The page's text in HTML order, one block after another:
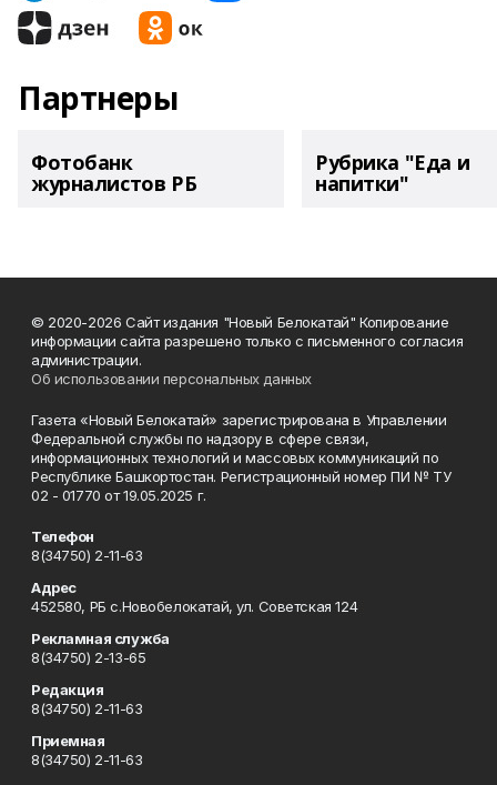
Партнеры
Фотобанк
журналистов РБ
Рубрика "Еда и
напитки"
© 2020-2026 Сайт издания "Новый Белокатай" Копирование
информации сайта разрешено только с письменного согласия
администрации.
Об использовании персональных данных
Газета «Новый Белокатай» зарегистрирована в Управлении
Федеральной службы по надзору в сфере связи,
информационных технологий и массовых коммуникаций по
Республике Башкортостан. Регистрационный номер ПИ № ТУ
02 - 01770 от 19.05.2025 г.
Телефон
8(34750) 2-11-63
Адрес
452580, РБ с.Новобелокатай, ул. Советская 124
Рекламная служба
8(34750) 2-13-65
Редакция
8(34750) 2-11-63
Приемная
8(34750) 2-11-63